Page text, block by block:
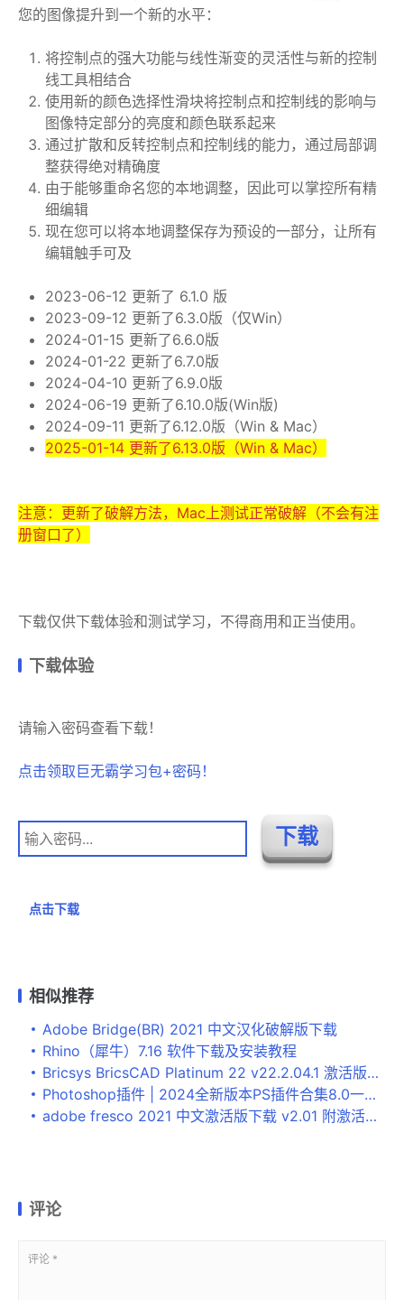
您的图像提升到一个新的水平：
将控制点的强大功能与线性渐变的灵活性与新的控制
线工具相结合
使用新的颜色选择性滑块将控制点和控制线的影响与
图像特定部分的亮度和颜色联系起来
通过扩散和反转控制点和控制线的能力，通过局部调
整获得绝对精确度
由于能够重命名您的本地调整，因此可以掌控所有精
细编辑
现在您可以将本地调整保存为预设的一部分，让所有
编辑触手可及
2023-06-12 更新了 6.1.0 版
2023-09-12 更新了6.3.0版（仅Win）
2024-01-15 更新了6.6.0版
2024-01-22 更新了6.7.0版
2024-04-10 更新了6.9.0版
2024-06-19 更新了6.10.0版(Win版)
2024-09-11 更新了6.12.0版（Win & Mac）
2025-01-14 更新了6.13.0版（Win & Mac）
注意：更新了破解方法，Mac上测试正常破解（不会有注
册窗口了）
下载仅供下载体验和测试学习，不得商用和正当使用。
下载体验
请输入密码查看下载！
点击领取巨无霸学习包+密码！
点击下载
相似推荐
Adobe Bridge(BR) 2021 中文汉化破解版下载
Rhino（犀牛）7.16 软件下载及安装教程
Bricsys BricsCAD Platinum 22 v22.2.04.1 激活版下载+安装教程
Photoshop插件 | 2024全新版本PS插件合集8.0一键安装直接开挂！
adobe fresco 2021 中文激活版下载 v2.01 附激活教程
评论